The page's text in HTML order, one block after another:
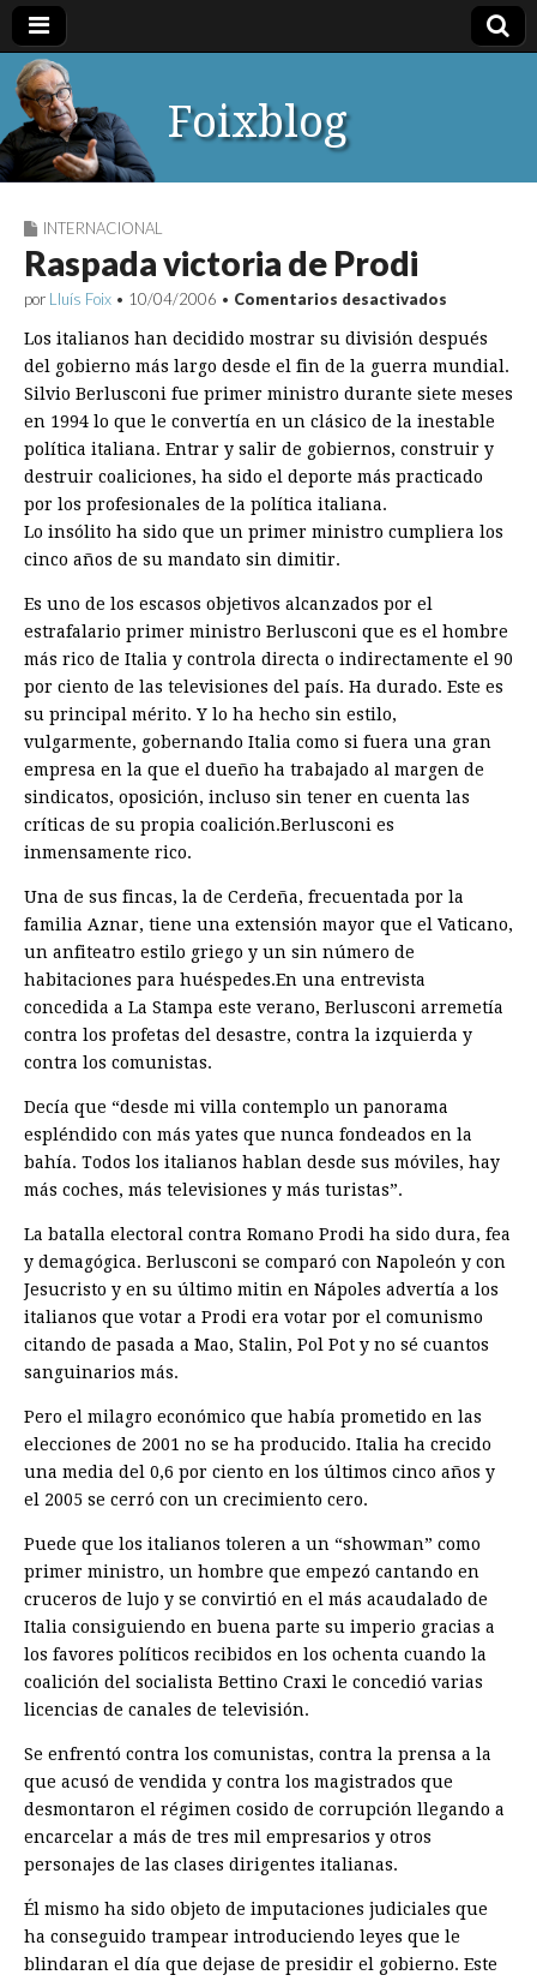
Foixblog
INTERNACIONAL
Raspada victoria de Prodi
por Lluís Foix • 10/04/2006 • Comentarios desactivados
victoria
de
Prodi
Los italianos han decidido mostrar su división después
del gobierno más largo desde el fin de la guerra mundial.
Silvio Berlusconi fue primer ministro durante siete meses
en 1994 lo que le convertía en un clásico de la inestable
política italiana. Entrar y salir de gobiernos, construir y
destruir coaliciones, ha sido el deporte más practicado
por los profesionales de la política italiana.
Lo insólito ha sido que un primer ministro cumpliera los
cinco años de su mandato sin dimitir.
Es uno de los escasos objetivos alcanzados por el
estrafalario primer ministro Berlusconi que es el hombre
más rico de Italia y controla directa o indirectamente el 90
por ciento de las televisiones del país. Ha durado. Este es
su principal mérito. Y lo ha hecho sin estilo,
vulgarmente, gobernando Italia como si fuera una gran
empresa en la que el dueño ha trabajado al margen de
sindicatos, oposición, incluso sin tener en cuenta las
críticas de su propia coalición.Berlusconi es
inmensamente rico.
Una de sus fincas, la de Cerdeña, frecuentada por la
familia Aznar, tiene una extensión mayor que el Vaticano,
un anfiteatro estilo griego y un sin número de
habitaciones para huéspedes.En una entrevista
concedida a La Stampa este verano, Berlusconi arremetía
contra los profetas del desastre, contra la izquierda y
contra los comunistas.
Decía que “desde mi villa contemplo un panorama
espléndido con más yates que nunca fondeados en la
bahía. Todos los italianos hablan desde sus móviles, hay
más coches, más televisiones y más turistas”.
La batalla electoral contra Romano Prodi ha sido dura, fea
y demagógica. Berlusconi se comparó con Napoleón y con
Jesucristo y en su último mitin en Nápoles advertía a los
italianos que votar a Prodi era votar por el comunismo
citando de pasada a Mao, Stalin, Pol Pot y no sé cuantos
sanguinarios más.
Pero el milagro económico que había prometido en las
elecciones de 2001 no se ha producido. Italia ha crecido
una media del 0,6 por ciento en los últimos cinco años y
el 2005 se cerró con un crecimiento cero.
Puede que los italianos toleren a un “showman” como
primer ministro, un hombre que empezó cantando en
cruceros de lujo y se convirtió en el más acaudalado de
Italia consiguiendo en buena parte su imperio gracias a
los favores políticos recibidos en los ochenta cuando la
coalición del socialista Bettino Craxi le concedió varias
licencias de canales de televisión.
Se enfrentó contra los comunistas, contra la prensa a la
que acusó de vendida y contra los magistrados que
desmontaron el régimen cosido de corrupción llegando a
encarcelar a más de tres mil empresarios y otros
personajes de las clases dirigentes italianas.
Él mismo ha sido objeto de imputaciones judiciales que
ha conseguido trampear introduciendo leyes que le
blindaran el día que dejase de presidir el gobierno. Este